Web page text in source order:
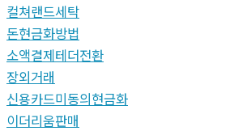
컬쳐랜드세탁
돈현금화방법
소액결제테더전환
장외거래
신용카드미동의현금화
이더리움판매